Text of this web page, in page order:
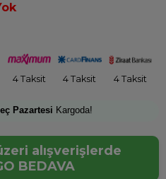
4 Taksit 4 Taksit 4 Taksit
Pazartesi Kargoda!
alışverişlerde
BEDAVA